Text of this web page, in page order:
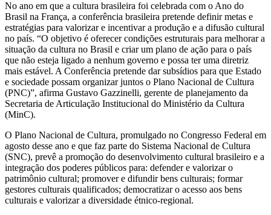
No ano em que a cultura brasileira foi celebrada com o Ano do
Brasil na França, a conferência brasileira pretende definir metas e
estratégias para valorizar e incentivar a produção e a difusão cultural
no país. “O objetivo é oferecer condições estruturais para melhorar a
situação da cultura no Brasil e criar um plano de ação para o país
que não esteja ligado a nenhum governo e possa ter uma diretriz
mais estável. A Conferência pretende dar subsídios para que Estado
e sociedade possam organizar juntos o Plano Nacional de Cultura
(PNC)”, afirma Gustavo Gazzinelli, gerente de planejamento da
Secretaria de Articulação Institucional do Ministério da Cultura
(MinC).
O Plano Nacional de Cultura, promulgado no Congresso Federal em
agosto desse ano e que faz parte do Sistema Nacional de Cultura
(SNC), prevê a promoção do desenvolvimento cultural brasileiro e a
integração dos poderes públicos para: defender e valorizar o
patrimônio cultural; promover e difundir bens culturais; formar
gestores culturais qualificados; democratizar o acesso aos bens
culturais e valorizar a diversidade étnico-regional.